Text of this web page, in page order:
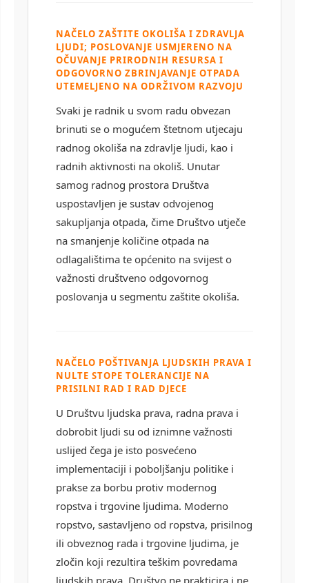
NAČELO ZAŠTITE OKOLIŠA I ZDRAVLJA
LJUDI; POSLOVANJE USMJERENO NA
OČUVANJE PRIRODNIH RESURSA I
ODGOVORNO ZBRINJAVANJE OTPADA
UTEMELJENO NA ODRŽIVOM RAZVOJU
Svaki je radnik u svom radu obvezan
brinuti se o mogućem štetnom utjecaju
radnog okoliša na zdravlje ljudi, kao i
radnih aktivnosti na okoliš. Unutar
samog radnog prostora Društva
uspostavljen je sustav odvojenog
sakupljanja otpada, čime Društvo utječe
na smanjenje količine otpada na
odlagalištima te općenito na svijest o
važnosti društveno odgovornog
poslovanja u segmentu zaštite okoliša.
NAČELO POŠTIVANJA LJUDSKIH PRAVA I
NULTE STOPE TOLERANCIJE NA
PRISILNI RAD I RAD DJECE
U Društvu ljudska prava, radna prava i
dobrobit ljudi su od iznimne važnosti
uslijed čega je isto posvećeno
implementaciji i poboljšanju politike i
prakse za borbu protiv modernog
ropstva i trgovine ljudima. Moderno
ropstvo, sastavljeno od ropstva, prisilnog
ili obveznog rada i trgovine ljudima, je
zločin koji rezultira teškim povredama
ljudskih prava. Društvo ne prakticira i ne